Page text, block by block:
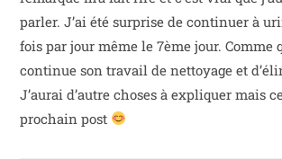
parler. J’ai été surprise de continuer à
fois par jour même le 7ème jour. Comme
continue son travail de nettoyage et
J’aurai d’autre choses à expliquer mais
prochain post